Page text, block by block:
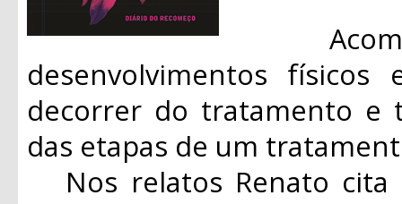
desenvolvimentos
decorrer do tratamento e
das etapas de um
Nos relatos Renato cita